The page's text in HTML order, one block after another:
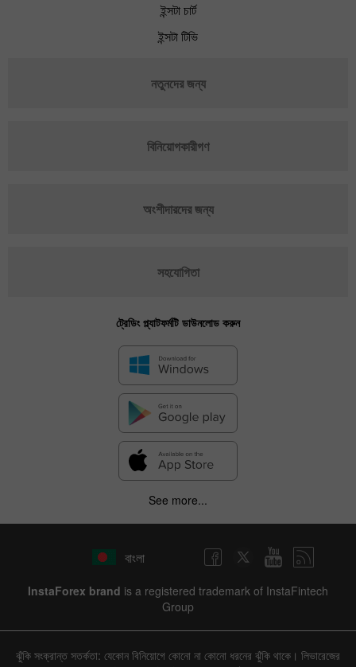
ইন্সটা চার্ট
ইন্সটা টিভি
নতুনদের জন্য
বিনিয়োগকারীগণ
অংশীদারদের জন্য
সহযোগিতা
ট্রেডিং প্ল্যাটফর্মটি ডাউনলোড করুন
See more...
বাংলা
InstaForex brand is a registered trademark of InstaFintech
Group
ঝুঁকি সংক্রান্ত সতর্কতা: যেকোন বিনিয়োগে কোনো না কোনো ধরনের ঝুঁকি থাকে। লিভারেজের